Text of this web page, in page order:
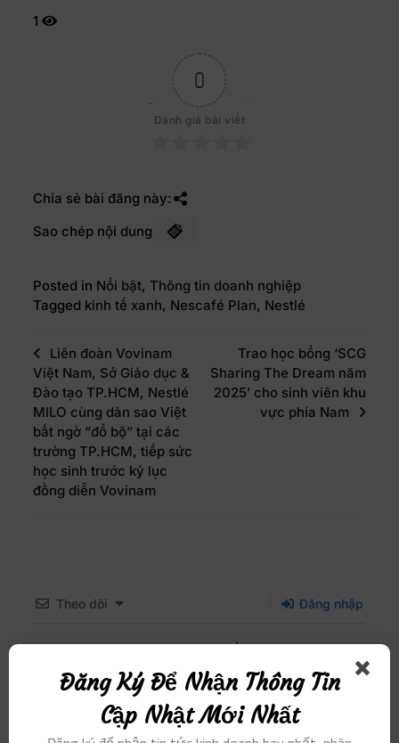
1
0
Đánh giá bài viết
Chia sẻ bài đăng này:
Sao chép nội dung
Posted in Nổi bật, Thông tin doanh nghiệp
Tagged kinh tế xanh, Nescafé Plan, Nestlé
Liên đoàn Vovinam
Việt Nam, Sở Giáo dục &
Đào tạo TP.HCM, Nestlé
MILO cùng dàn sao Việt
bất ngờ “đổ bộ” tại các
trường TP.HCM, tiếp sức
học sinh trước kỷ lục
đồng diễn Vovinam
Trao học bổng ‘SCG
Sharing The Dream năm
2025’ cho sinh viên khu
vực phía Nam
Theo dõi Đăng nhập
BÌNH LUẬN
Đăng Ký Để Nhận Thông Tin
Cập Nhật Mới Nhất